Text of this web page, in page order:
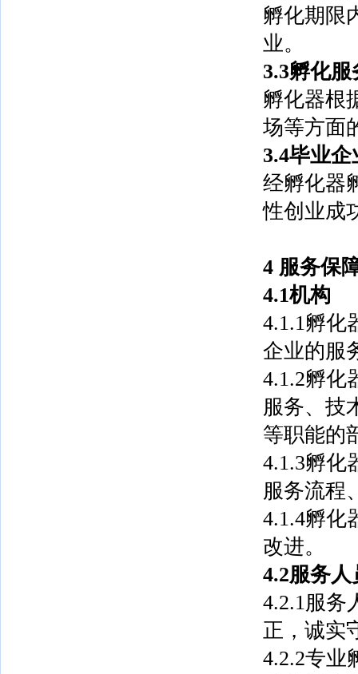
孵化期限
业。
3.3孵化服
孵化器根
场等方面
3.4毕业企
经孵化器
性创业成
4 服务保
4.1机构
4.1.1孵化
企业的服
4.1.2孵化
服务、技
等职能的
4.1.3孵化
服务流程
4.1.4孵化
改进。
4.2服务人
4.2.1服务
正，诚实
4.2.2专业